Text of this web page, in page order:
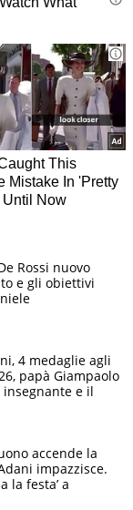
Rossi nuovo
e gli obiettivi
4 medaglie agli
papà Giampaolo
e il
accende la
impazzisce.
la festa’ a